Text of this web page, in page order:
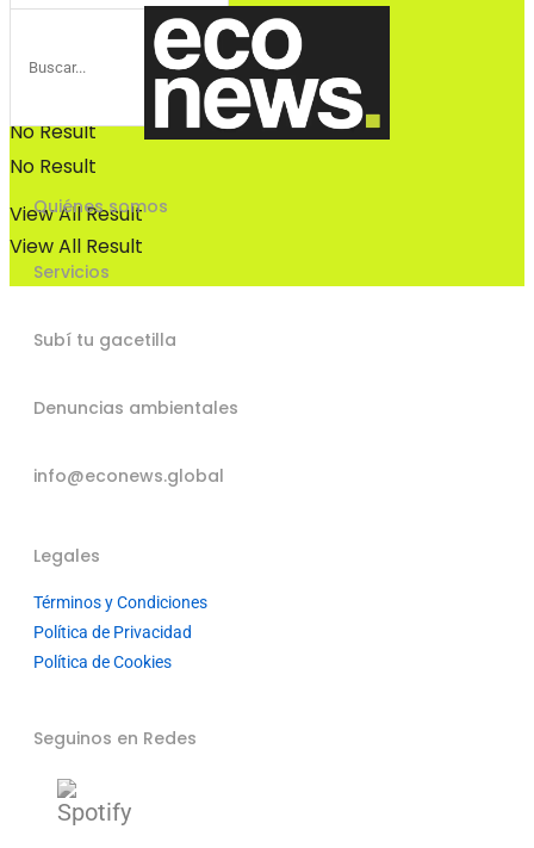
No Result
View All Result
No Result
View All Result
Quiénes somos
Servicios
Subí tu gacetilla
Denuncias ambientales
info@econews.global
Legales
Términos y Condiciones
Política de Privacidad
Política de Cookies
Seguinos en Redes